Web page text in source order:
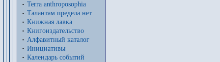
Terra anthroposophia
Талантам предела нет
Книжная лавка
Книгоиздательство
Алфавитный каталог
Инициативы
Календарь событий